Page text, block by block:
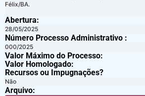
Félix/BA.
Abertura:
28/05/2025
Número Processo Administrativo :
000/2025
Valor Máximo do Processo: ​
Valor Homologado: ​
Recursos ou Impugnações? ​
Não
Arquivo: